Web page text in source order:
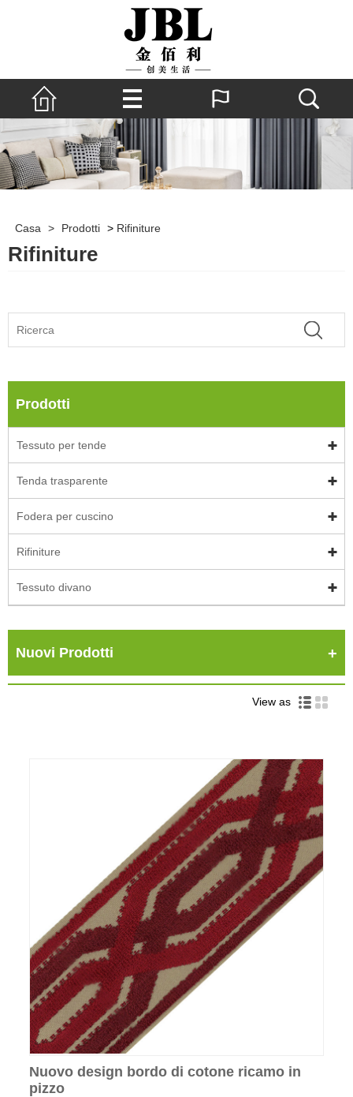
Casa > Prodotti > Rifiniture
Rifiniture
Prodotti
Tessuto per tende
Tenda trasparente
Fodera per cuscino
Rifiniture
Tessuto divano
Nuovi Prodotti
View as
Nuovo design bordo di cotone ricamo in
pizzo